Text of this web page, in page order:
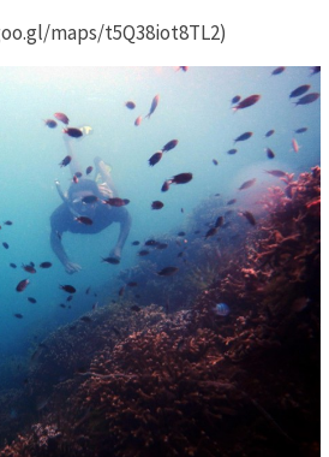
maps/t5Q38iot8TL2)